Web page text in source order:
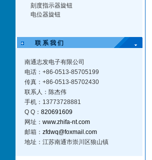
刻度指示器旋钮
电位器旋钮
联 系 我 们
南通志发电子有限公司
电话：+86-0513-85705199
传真：+86-0513-85702430
联系人：陈杰伟
手机：13773728881
Q Q： 820691609
网址： www.zhifa-nt.com
邮箱： zfdwq@foxmail.com
地址：江苏南通市崇川区狼山镇